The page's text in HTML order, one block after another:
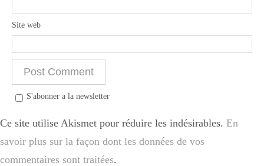
Boulette
Site web
S'abonner a la newsletter
Ce site utilise Akismet pour réduire les indésirables. En
savoir plus sur la façon dont les données de vos
commentaires sont traitées.